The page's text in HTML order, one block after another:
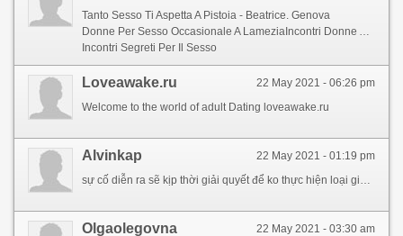
Tanto Sesso Ti Aspetta A Pistoia - Beatrice. Genova
Donne Per Sesso Occasionale A LameziaIncontri Donne A SienaAnnunci Sesso Gratuito A AcerraIncontri Occasionali A BolognaSesso A Aversa
Incontri Segreti Per Il Sesso
22 May 2021 - 06:26 pm
Loveawake.ru
Welcome to the world of adult Dating loveawake.ru
22 May 2021 - 01:19 pm
Alvinkap
sự cố diễn ra sẽ kịp thời giải quyết để ko thực hiện loại gián đoạn trận đấu đang ra mắt, làm ảnh hưởng trọn đến nhu yếu thư giãn của độc giả Bayern Munich gần giống Fan soccer. Các nghiên cứu và phân tích cũng đến thấy rằng, đau tim thường xuất hiện nay nhiều nhất vào những phút giây trông đợi khoảnh xung khắc ghi bàn
22 May 2021 - 03:30 am
Olgaolegovna